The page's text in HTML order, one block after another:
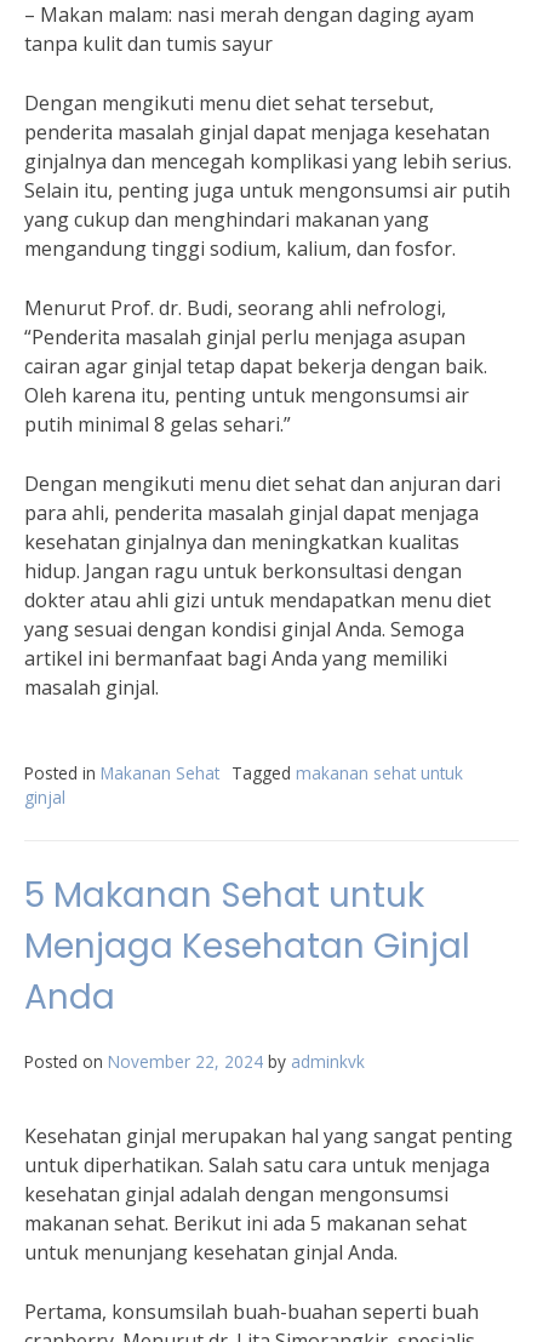
– Makan malam: nasi merah dengan daging ayam
tanpa kulit dan tumis sayur
Dengan mengikuti menu diet sehat tersebut,
penderita masalah ginjal dapat menjaga kesehatan
ginjalnya dan mencegah komplikasi yang lebih serius.
Selain itu, penting juga untuk mengonsumsi air putih
yang cukup dan menghindari makanan yang
mengandung tinggi sodium, kalium, dan fosfor.
Menurut Prof. dr. Budi, seorang ahli nefrologi,
“Penderita masalah ginjal perlu menjaga asupan
cairan agar ginjal tetap dapat bekerja dengan baik.
Oleh karena itu, penting untuk mengonsumsi air
putih minimal 8 gelas sehari.”
Dengan mengikuti menu diet sehat dan anjuran dari
para ahli, penderita masalah ginjal dapat menjaga
kesehatan ginjalnya dan meningkatkan kualitas
hidup. Jangan ragu untuk berkonsultasi dengan
dokter atau ahli gizi untuk mendapatkan menu diet
yang sesuai dengan kondisi ginjal Anda. Semoga
artikel ini bermanfaat bagi Anda yang memiliki
masalah ginjal.
Posted in Makanan Sehat Tagged makanan sehat untuk
ginjal
5 Makanan Sehat untuk
Menjaga Kesehatan Ginjal
Anda
Posted on November 22, 2024 by adminkvk
Kesehatan ginjal merupakan hal yang sangat penting
untuk diperhatikan. Salah satu cara untuk menjaga
kesehatan ginjal adalah dengan mengonsumsi
makanan sehat. Berikut ini ada 5 makanan sehat
untuk menunjang kesehatan ginjal Anda.
Pertama, konsumsilah buah-buahan seperti buah